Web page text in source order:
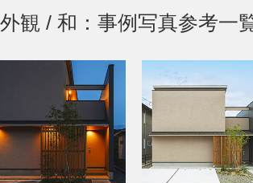
外観 / 和：事例写真参考一